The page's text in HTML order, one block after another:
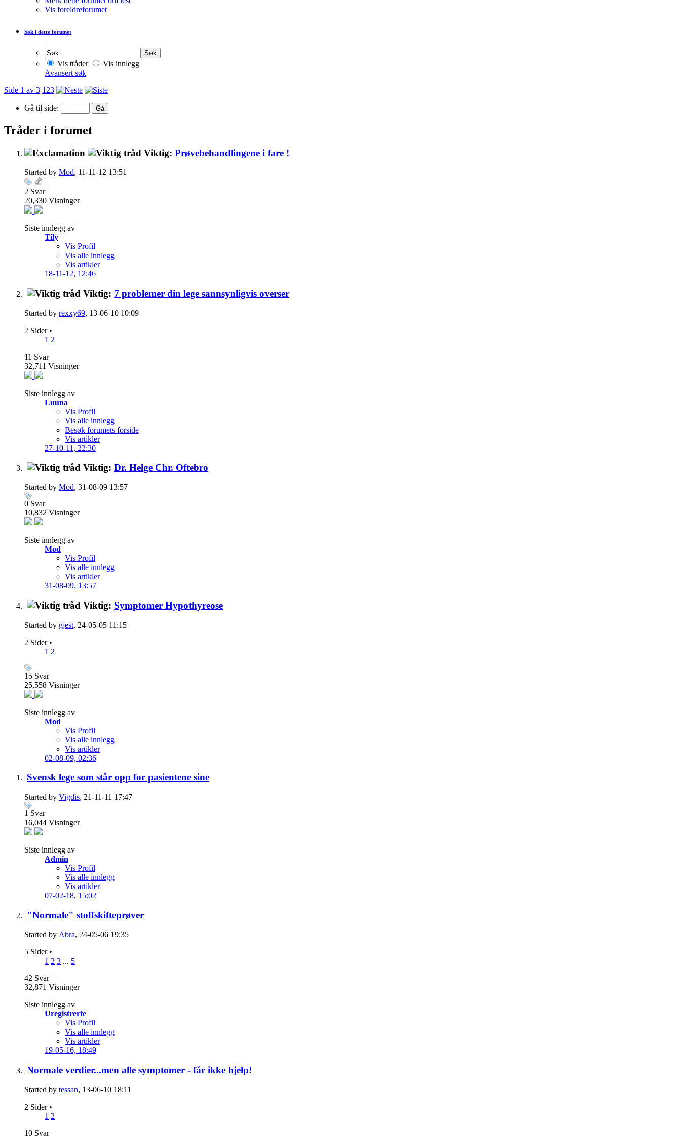
Vis foreldreforumet
Søk i dette forumet
Vis tråder
Vis innlegg
Avansert søk
Side 1 av 3 1 23
Gå til side:
Tråder i forumet
Viktig: Prøvebehandlingene i fare !
Started by Mod, 11-11-12 13:51
2 Svar
20,330 Visninger
Siste innlegg av
Tily
Vis Profil
Vis alle innlegg
Vis artikler
18-11-12, 12:46
Viktig: 7 problemer din lege sannsynligvis overser
Started by rexxy69, 13-06-10 10:09
2 Sider •
1 2
11 Svar
32,711 Visninger
Siste innlegg av
Luuna
Vis Profil
Vis alle innlegg
Besøk forumets forside
Vis artikler
27-10-11, 22:30
Viktig: Dr. Helge Chr. Oftebro
Started by Mod, 31-08-09 13:57
0 Svar
10,832 Visninger
Siste innlegg av
Mod
Vis Profil
Vis alle innlegg
Vis artikler
31-08-09, 13:57
Viktig: Symptomer Hypothyreose
Started by gjest, 24-05-05 11:15
2 Sider •
1 2
15 Svar
25,558 Visninger
Siste innlegg av
Mod
Vis Profil
Vis alle innlegg
Vis artikler
02-08-09, 02:36
Svensk lege som står opp for pasientene sine
Started by Vigdis, 21-11-11 17:47
1 Svar
16,044 Visninger
Siste innlegg av
Admin
Vis Profil
Vis alle innlegg
Vis artikler
07-02-18, 15:02
"Normale" stoffskifteprøver
Started by Abra, 24-05-06 19:35
5 Sider •
1 2 3 ... 5
42 Svar
32,871 Visninger
Siste innlegg av
Uregistrerte
Vis Profil
Vis alle innlegg
Vis artikler
19-05-16, 18:49
Normale verdier...men alle symptomer - får ikke hjelp!
Started by tessan, 13-06-10 18:11
2 Sider •
1 2
10 Svar